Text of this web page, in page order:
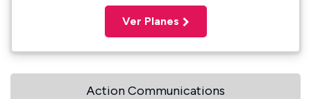
Ver Planes
Action Communications